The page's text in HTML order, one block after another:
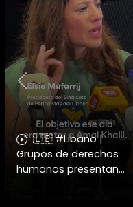
🇱🇧 #Libano |
Grupos de derechos
humanos presentan
Previous